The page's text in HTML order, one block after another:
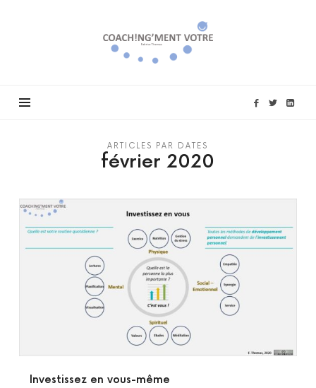
Coach!ng'ment
vôtre
ARTICLES PAR DATES
février 2020
Investissez en vous-même